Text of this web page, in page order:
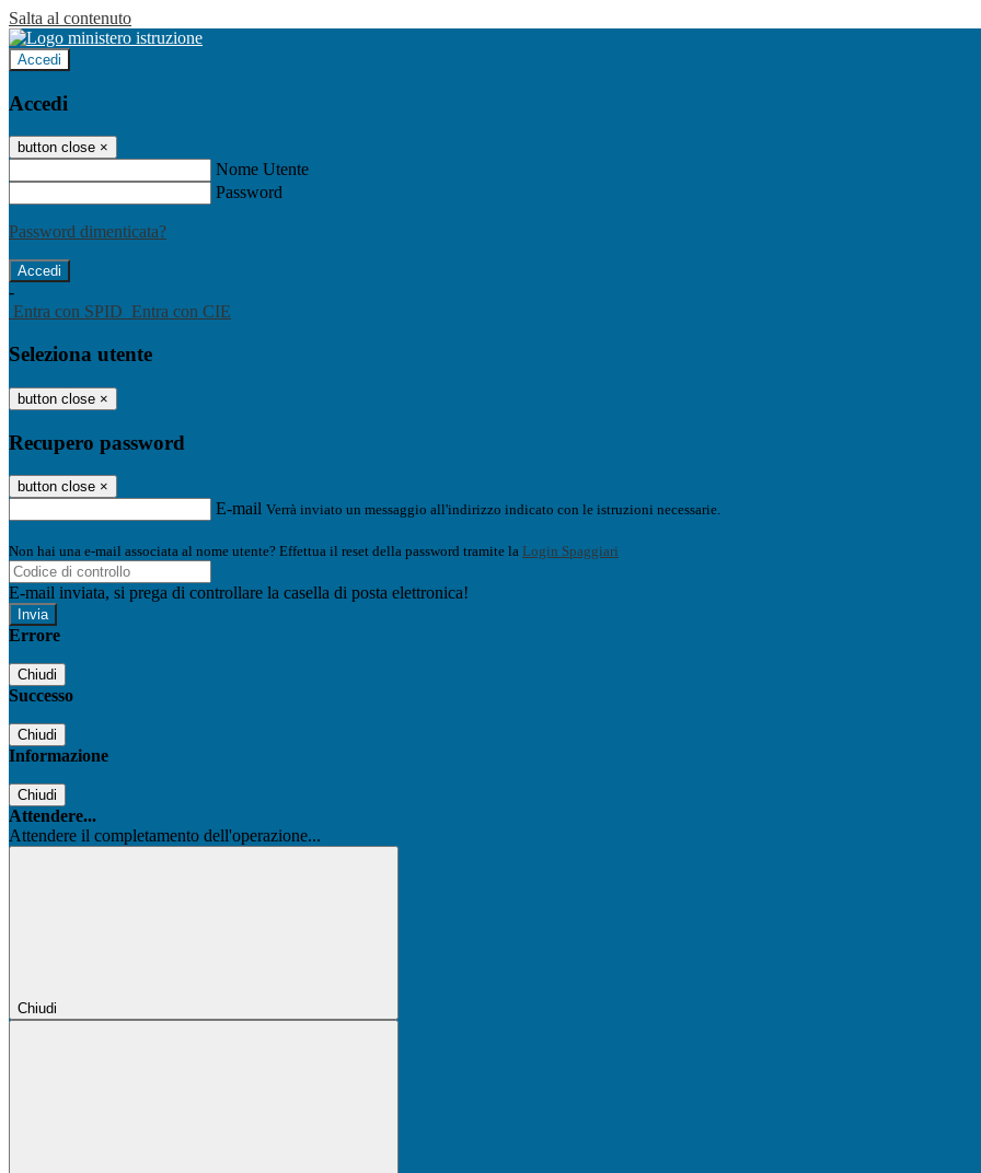
Salta al contenuto
Accedi
Accedi
button close ×
Nome Utente
Password
Password dimenticata?
-
Entra con SPID Entra con CIE
Seleziona utente
button close ×
Recupero password
button close ×
E-mail Verrà inviato un messaggio all'indirizzo indicato con le istruzioni necessarie.
Non hai una e-mail associata al nome utente? Effettua il reset della password tramite la Login Spaggiari
E-mail inviata, si prega di controllare la casella di posta elettronica!
Errore
Chiudi
Successo
Chiudi
Informazione
Chiudi
Attendere...
Attendere il completamento dell'operazione...
Chiudi